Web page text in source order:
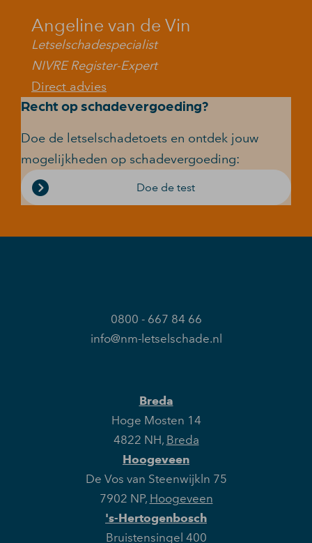
Angeline van de Vin
Letselschadespecialist
NIVRE Register-Expert
Direct advies
Recht op schadevergoeding?
Doe de letselschadetoets en ontdek jouw
mogelijkheden op schadevergoeding:
Doe de test
0800 - 667 84 66
info@nm-letselschade.nl
Breda
Hoge Mosten 14
4822 NH, Breda
Hoogeveen
De Vos van Steenwijkln 75
7902 NP, Hoogeveen
's-Hertogenbosch
Bruistensingel 400